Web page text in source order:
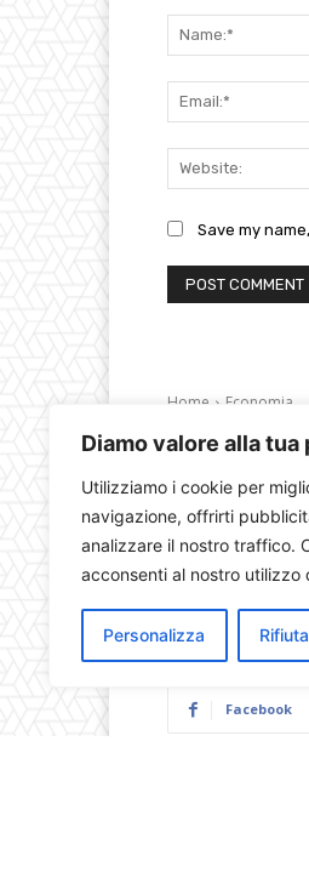
Diamo valore alla tua
Utilizziamo i cookie per
navigazione, offrirti
analizzare il nostro traffico.
acconsenti al nostro utilizzo
Personalizza
Save my